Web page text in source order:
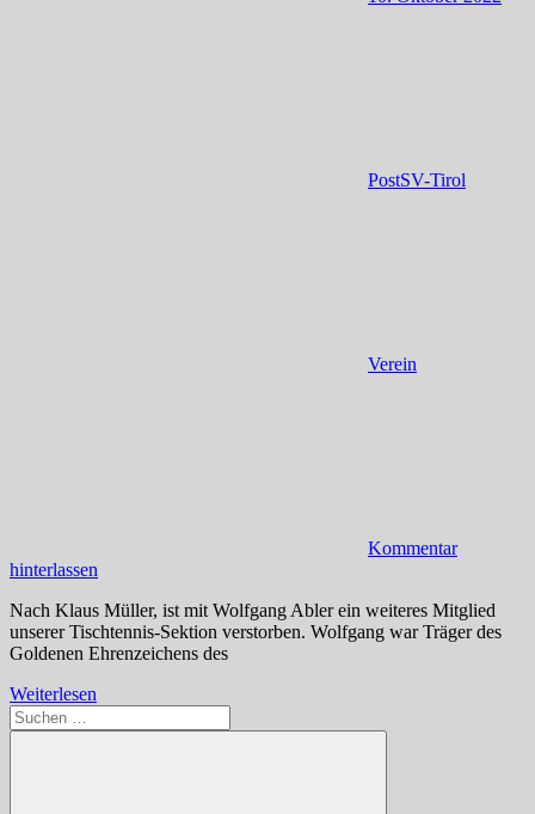
PostSV-Tirol
Verein
Kommentar
hinterlassen
Nach Klaus Müller, ist mit Wolfgang Abler ein weiteres Mitglied
unserer Tischtennis-Sektion verstorben. Wolfgang war Träger des
Goldenen Ehrenzeichens des
Weiterlesen
Suchen
nach: